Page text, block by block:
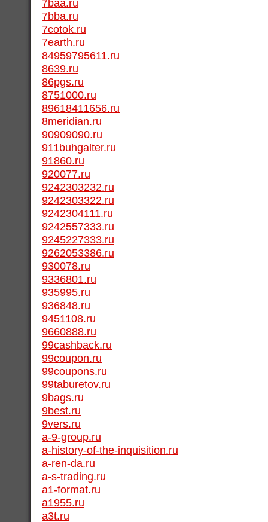
7baa.ru
7bba.ru
7cotok.ru
7earth.ru
84959795611.ru
8639.ru
86pgs.ru
8751000.ru
89618411656.ru
8meridian.ru
90909090.ru
911buhgalter.ru
91860.ru
920077.ru
9242303232.ru
9242303322.ru
9242304111.ru
9242557333.ru
9245227333.ru
9262053386.ru
930078.ru
9336801.ru
935995.ru
936848.ru
9451108.ru
9660888.ru
99cashback.ru
99coupon.ru
99coupons.ru
99taburetov.ru
9bags.ru
9best.ru
9vers.ru
a-9-group.ru
a-history-of-the-inquisition.ru
a-ren-da.ru
a-s-trading.ru
a1-format.ru
a1955.ru
a3t.ru